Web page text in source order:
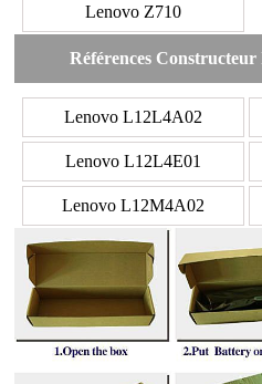
Lenovo Z710
Références
Lenovo L12L4A02
Lenovo L12L4E01
Lenovo L12M4A02